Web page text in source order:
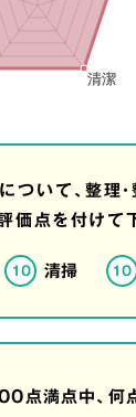
いて、整理・
点を付けて
10 清掃 10
満点中、何点